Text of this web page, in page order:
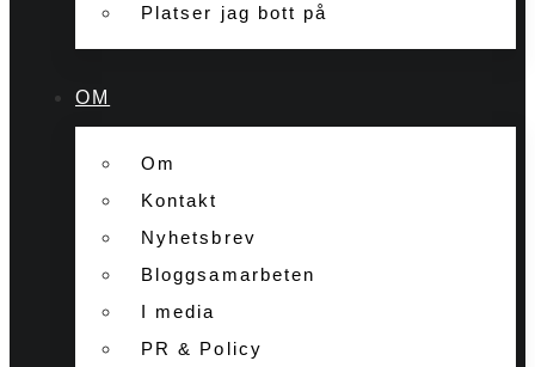
Platser jag bott på
OM
Om
Kontakt
Nyhetsbrev
Bloggsamarbeten
I media
PR & Policy